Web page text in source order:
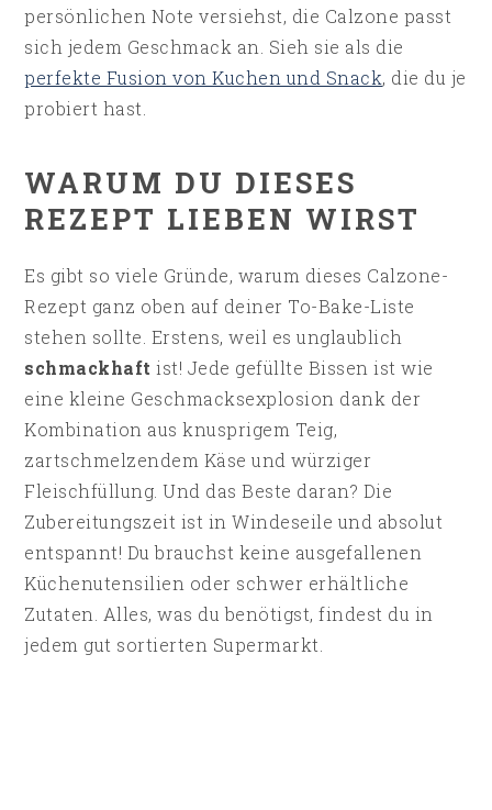
persönlichen Note versiehst, die Calzone passt
sich jedem Geschmack an. Sieh sie als die
perfekte Fusion von Kuchen und Snack, die du je
probiert hast.
WARUM DU DIESES
REZEPT LIEBEN WIRST
Es gibt so viele Gründe, warum dieses Calzone-
Rezept ganz oben auf deiner To-Bake-Liste
stehen sollte. Erstens, weil es unglaublich
schmackhaft ist! Jede gefüllte Bissen ist wie
eine kleine Geschmacksexplosion dank der
Kombination aus knusprigem Teig,
zartschmelzendem Käse und würziger
Fleischfüllung. Und das Beste daran? Die
Zubereitungszeit ist in Windeseile und absolut
entspannt! Du brauchst keine ausgefallenen
Küchenutensilien oder schwer erhältliche
Zutaten. Alles, was du benötigst, findest du in
jedem gut sortierten Supermarkt.